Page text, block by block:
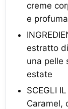
creme
e
estratto
una pelle
estate
SCEGLI
Caramel,